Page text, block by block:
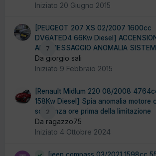
Iniziato 20 Giugno 2015
7
[PEUGEOT 207 XS 02/2007 1600cc
DV6ATED4 66Kw Diesel]
ABS MESSAGGIO ANOMALIA
Da giorgio sali
Iniziato 9 Febbraio 2015
2
[Renault Midlum 220 08/2008
158Kw Diesel] Spia anomalia motore
scadenza ore prima della limitazione
Da ragazzo75
Iniziato 4 Ottobre 2024
[jeep compass 03/2021 1598cc